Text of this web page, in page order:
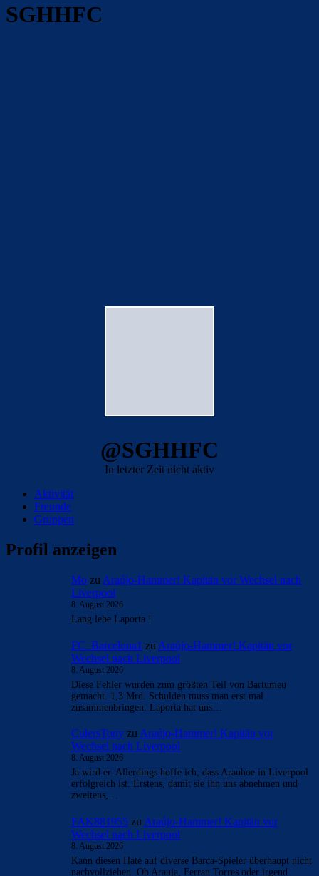
SGHHFC
@SGHHFC
In letzter Zeit nicht aktiv
Aktivität
Freunde
Gruppen
Profil anzeigen
Mo zu Araújo-Hammer! Kapitän vor Wechsel nach
Liverpool
8. August 2026
Lang lebe Laporta !
FC_Barcelona1 zu Araújo-Hammer! Kapitän vor
Wechsel nach Liverpool
8. August 2026
Diese Fehler wurden zum größten Teil von Bartumeu
gemacht. 1,3 Mrd. Schulden muss man erst mal
zusammenbringen. Laporta hat uns…
CulersTony zu Araújo-Hammer! Kapitän vor
Wechsel nach Liverpool
8. August 2026
Ja wird er. Allerdings hoffe ich, dass Arauhoe in Liverpool
erfolgreich ist. Erstens, damit sie ihn uns abnehmen und
zweitens,…
FAK881955 zu Araújo-Hammer! Kapitän vor
Wechsel nach Liverpool
8. August 2026
Kann diesen Hate auf diverse Barca-Spieler überhaupt nicht
nachvollziehen. Ob Arauja, Ferran Torres oder irgend